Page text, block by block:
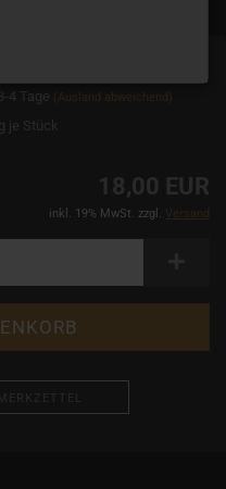
4 Tage (Ausland abweichend)
je Stück
18,00 EUR
inkl. 19% MwSt. zzgl. Versand